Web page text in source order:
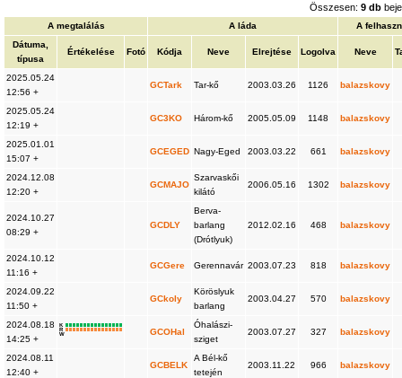
Összesen:9 db
A megtalálás A láda
A
Dátuma,
típusa
Értékelése Fotó Kódja Neve Elrejtése Logolva Neve
2025.05.24
12:56 +
GCTark Tar-kő 2003.03.26 1126 balazskovy
2025.05.24
12:19 +
GC3KO Három-kő 2005.05.09 1148 balazskovy
2025.01.01
15:07 +
GCEGED Nagy-Eged 2003.03.22 661 balazskovy
2024.12.08
12:20 +
GCMAJO
Szarvaskői
kilátó
2006.05.16 1302 balazskovy
2024.10.27
08:29 +
GCDLY
Berva-
barlang
(Drótlyuk)
2012.02.16 468 balazskovy
2024.10.12
11:16 +
GCGere Gerennavár 2003.07.23 818 balazskovy
2024.09.22
11:50 +
GCkoly
Köröslyuk
barlang
2003.04.27 570 balazskovy
2024.08.18
14:25 +
K
R
W
GCOHal
Óhalászi-
sziget
2003.07.27 327 balazskovy
2024.08.11
12:40 +
GCBELK
A Bél-kő
tetején
2003.11.22 966 balazskovy